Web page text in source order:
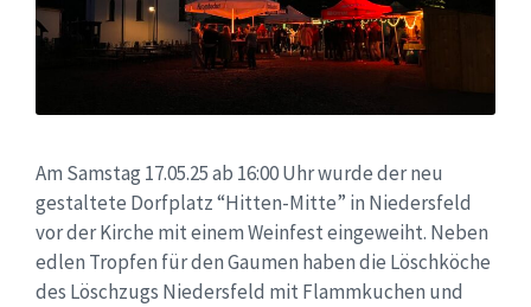
Am Samstag 17.05.25 ab 16:00 Uhr wurde der neu
gestaltete Dorfplatz “Hitten-Mitte” in Niedersfeld
vor der Kirche mit einem Weinfest eingeweiht. Neben
edlen Tropfen für den Gaumen haben die Löschköche
des Löschzugs Niedersfeld mit Flammkuchen und